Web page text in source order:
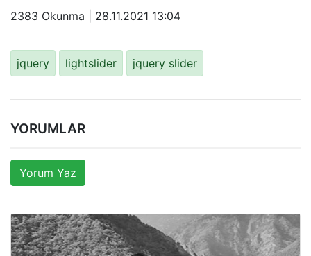
2383 Okunma | 28.11.2021 13:04
jquery lightslider jquery slider
YORUMLAR
Yorum Yaz